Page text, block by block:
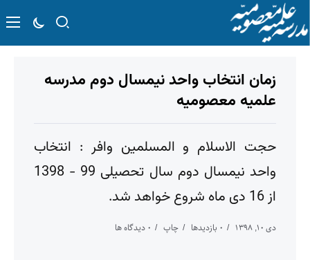
زمان انتخاب واحد نيمسال دوم مدرسه
علمیه معصومیه
حجت الاسلام و المسلمین وافر : انتخاب
واحد نيمسال دوم سال تحصیلی 99 - 1398
از 16 دی ماه شروع خواهد شد.
دی 10, 1398 0 بازدیدها چاپ 0 دیدگاه ها